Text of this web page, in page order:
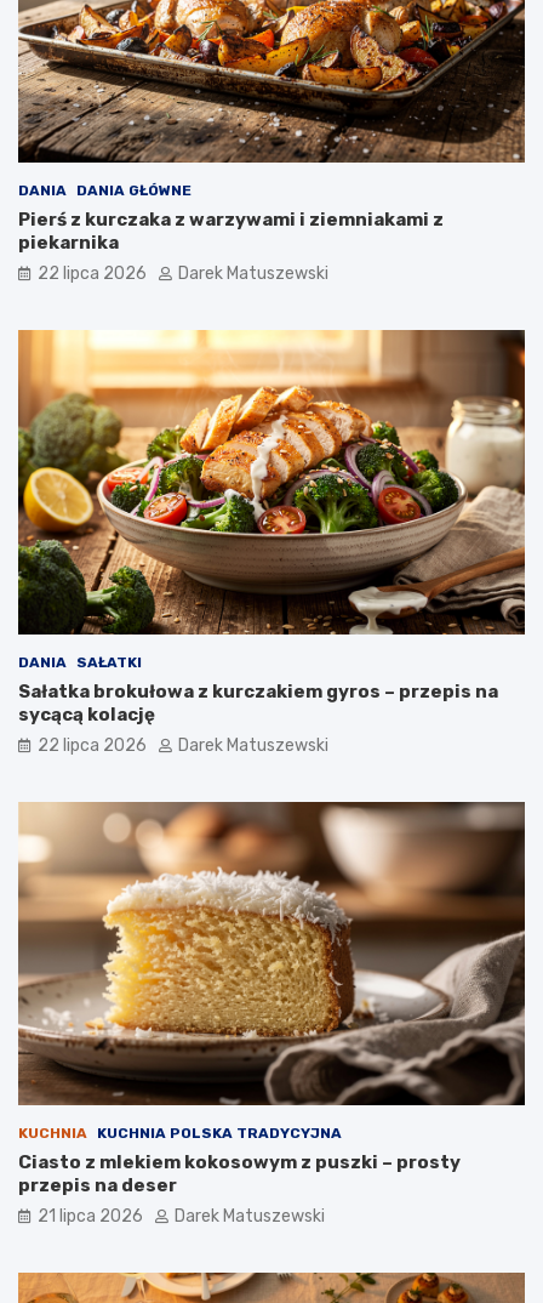
DANIA DANIA GŁÓWNE
Pierś z kurczaka z warzywami i ziemniakami z
piekarnika
22 lipca 2026 Darek Matuszewski
DANIA SAŁATKI
Sałatka brokułowa z kurczakiem gyros – przepis na
sycącą kolację
22 lipca 2026 Darek Matuszewski
KUCHNIA KUCHNIA POLSKA TRADYCYJNA
Ciasto z mlekiem kokosowym z puszki – prosty
przepis na deser
21 lipca 2026 Darek Matuszewski